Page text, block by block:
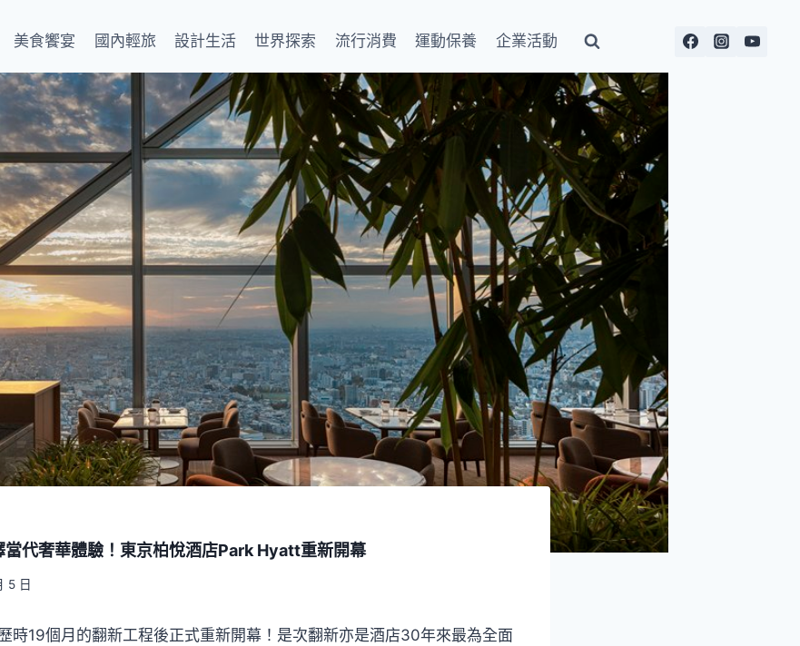
美食饗宴 國內輕旅 設計生活 世界探索 流行消費 運動保養 企業活動
當代奢華體驗！東京柏悅酒店Park Hyatt重新開幕
5 日
時19個月的翻新工程後正式重新開幕！是次翻新亦是酒店30年來最為全面